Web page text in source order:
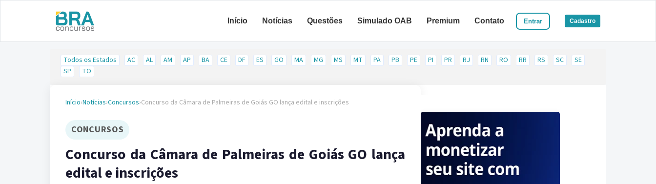
Início Notícias Questões Simulado OAB Premium Contato Entrar Cadastro
Todos os Estados AC AL AM AP BA CE DF ES GO MA MG MS MT PA PB PE PI PR RJ RN RO RR RS SC
SE
SP
TO
Início›Notícias›Concursos›Concurso da Câmara de Palmeiras de Goiás GO lança edital e inscrições
CONCURSOS
Concurso da Câmara de Palmeiras de Goiás GO lança
edital e inscrições